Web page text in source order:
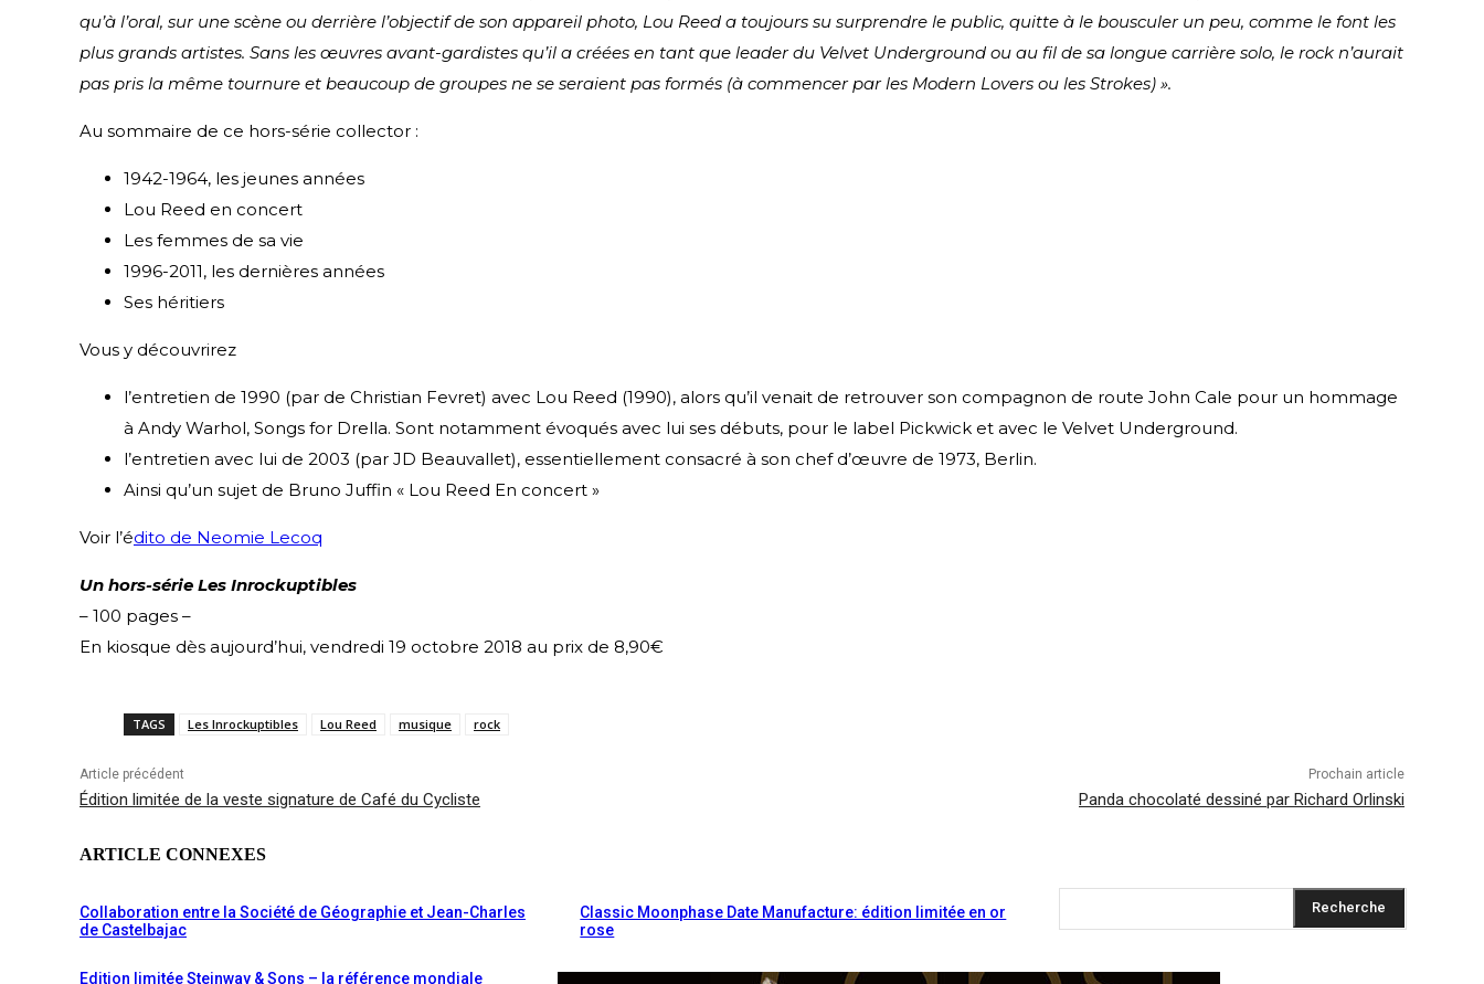
qu’à l’oral, sur une scène ou derrière l’objectif de son appareil photo, Lou Reed a toujours su surprendre le public, quitte à le bousculer un peu, comme le font les
plus grands artistes. Sans les œuvres avant-gardistes qu’il a créées en tant que leader du Velvet Underground ou au fil de sa longue carrière solo, le rock n’aurait
pas pris la même tournure et beaucoup de groupes ne se seraient pas formés (à commencer par les Modern Lovers ou les Strokes) ».
Au sommaire de ce hors-série collector :
1942-1964, les jeunes années
Lou Reed en concert
Les femmes de sa vie
1996-2011, les dernières années
Ses héritiers
Vous y découvrirez
l’entretien de 1990 (par de Christian Fevret) avec Lou Reed (1990), alors qu’il venait de retrouver son compagnon de route John Cale pour un hommage
à Andy Warhol, Songs for Drella. Sont notamment évoqués avec lui ses débuts, pour le label Pickwick et avec le Velvet Underground.
l’entretien avec lui de 2003 (par JD Beauvallet), essentiellement consacré à son chef d’œuvre de 1973, Berlin.
Ainsi qu’un sujet de Bruno Juffin « Lou Reed En concert »
Voir l’édito de Neomie Lecoq
Un hors-série Les Inrockuptibles
– 100 pages –
En kiosque dès aujourd’hui, vendredi 19 octobre 2018 au prix de 8,90€
TAGS Les Inrockuptibles Lou Reed musique rock
Article précédent
Édition limitée de la veste signature de Café du Cycliste
Prochain article
Panda chocolaté dessiné par Richard Orlinski
ARTICLE CONNEXES
Collaboration entre la Société de Géographie et Jean-Charles
de Castelbajac
Classic Moonphase Date Manufacture: édition limitée en or
rose
Edition limitée Steinway & Sons – la référence mondiale
Recherche